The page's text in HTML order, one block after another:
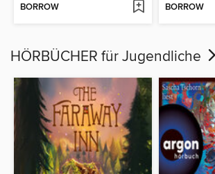
BORROW BORROW
HÖRBÜCHER für Jugendliche